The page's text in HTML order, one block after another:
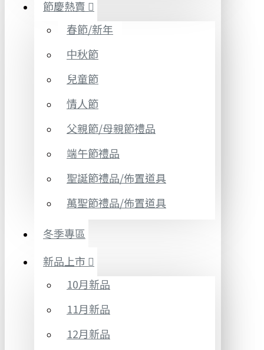
節慶熱賣
春節/新年
中秋節
兒童節
情人節
父親節/母親節禮品
端午節禮品
聖誕節禮品/佈置道具
萬聖節禮品/佈置道具
冬季專區
新品上市
10月新品
11月新品
12月新品